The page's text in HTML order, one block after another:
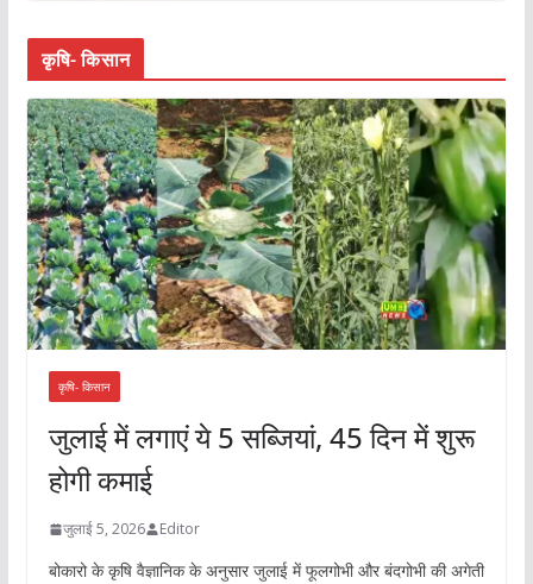
कृषि- किसान
कृषि- किसान
जुलाई में लगाएं ये 5 सब्जियां, 45 दिन में शुरू
होगी कमाई
जुलाई 5, 2026 Editor
बोकारो के कृषि वैज्ञानिक के अनुसार जुलाई में फूलगोभी और बंदगोभी की अगेती